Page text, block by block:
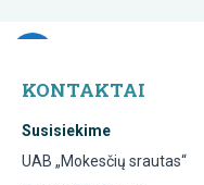
KONTAKTAI
Susisiekime
UAB „Mokesčių srautas“